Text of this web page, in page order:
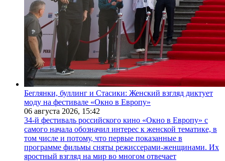
Беглянки, буллинг и Стасики: Женский взгляд диктует
моду на фестивале «Окно в Европу»
06 августа 2026, 15:42
34-й фестиваль российского кино «Окно в Европу» с
самого начала обозначил интерес к женской тематике, в
том числе и потому, что первые показанные в
программе фильмы сняты режиссерами-женщинами. Их
яростный взгляд на мир во многом отвечает